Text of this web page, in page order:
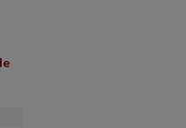
personal (deducere 50%) si